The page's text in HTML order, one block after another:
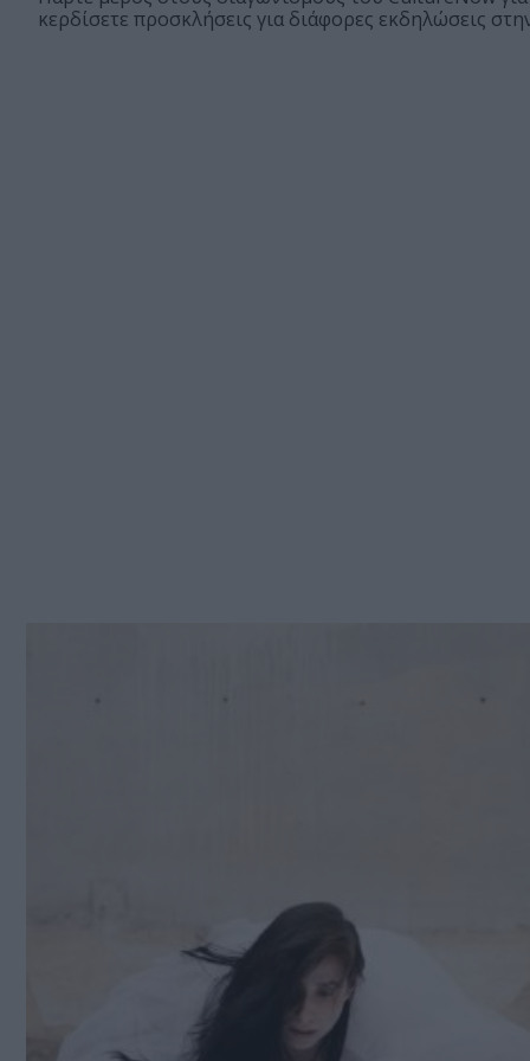
κερδίσετε προσκλήσεις για διάφορες εκδηλώσεις